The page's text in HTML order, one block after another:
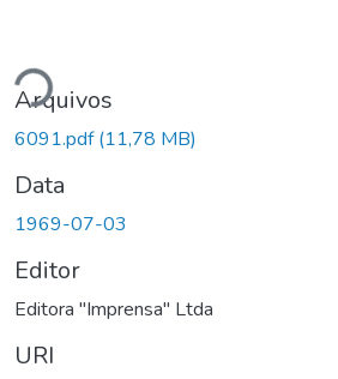
Arquivos
6091.pdf(11,78 MB)
Data
1969-07-03
Editor
Editora "Imprensa" Ltda
URI